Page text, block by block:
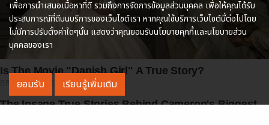
Is The Movie "Danish Girl" A True Story?
BRAINBERRIES
The Insane True Stories Behind Cameron's Biggest
เพื่อการนำเสนอเนื้อหาที่ดี รวมถึงการจัดการข้อมูลส่วนบุคคล เพื่อให้คุณได้รับ
ประสบการณ์ที่ดีบนบริการของเว็บไซต์เรา หากคุณใช้บริการเว็บไซต์นี้ต่อไปโดย
ไม่มีการปรับตั้งค่าใดๆนั้น แสดงว่าคุณยอมรับนโยบายคุกกี้และนโยบายส่วน
บุคคลของเรา
ยอมรับ เรียนรู้เพิ่มเติม